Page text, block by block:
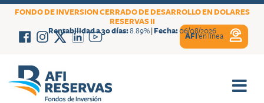
FONDO DE INVERSION CERRADO DE DESARROLLO EN DOLARES
RESERVAS II
Rentabilidad a 30 días:8.89%| Fecha:06/08/2026
AFIen línea